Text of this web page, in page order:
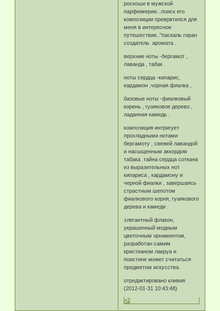
роскоши в мужской
парфюмерии...поиск его
композиции преврвтился для
меня в интересное
путешествие.."паскаль горан
создатель аромата .
верхние ноты -бергамот ,
лаванда , табак .
ноты сердца -кипарис,
кардамон ,чорная фиалка ,
базовые ноты -фиалковый
корень , гуаяковое дерево ,
ладанная камедь .
композиция интригует
прохладными нотами
бергамоту , свежей лавандой
и насыщенным аккордом
табака .тайна сердца соткана
из выразительных нот
кипариса , кардамону и
черной фиалки , завершаясь
страстным шепотом
фиалкового корня, гуаякового
дерева и камеди .
элегантный флакон,
украшенный модным
цветочным орнаментом,
разработан самим
кристианом лакруа и
поистине может считаться
предметом искусства.
отредактировано кливия
(2012-01-31 10:43:48)
+2